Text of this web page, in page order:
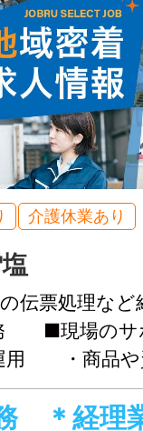
介護休業あり
伝票処理な
■現場のサ
・商品や
フト：ＴＫ
経験者でもそ